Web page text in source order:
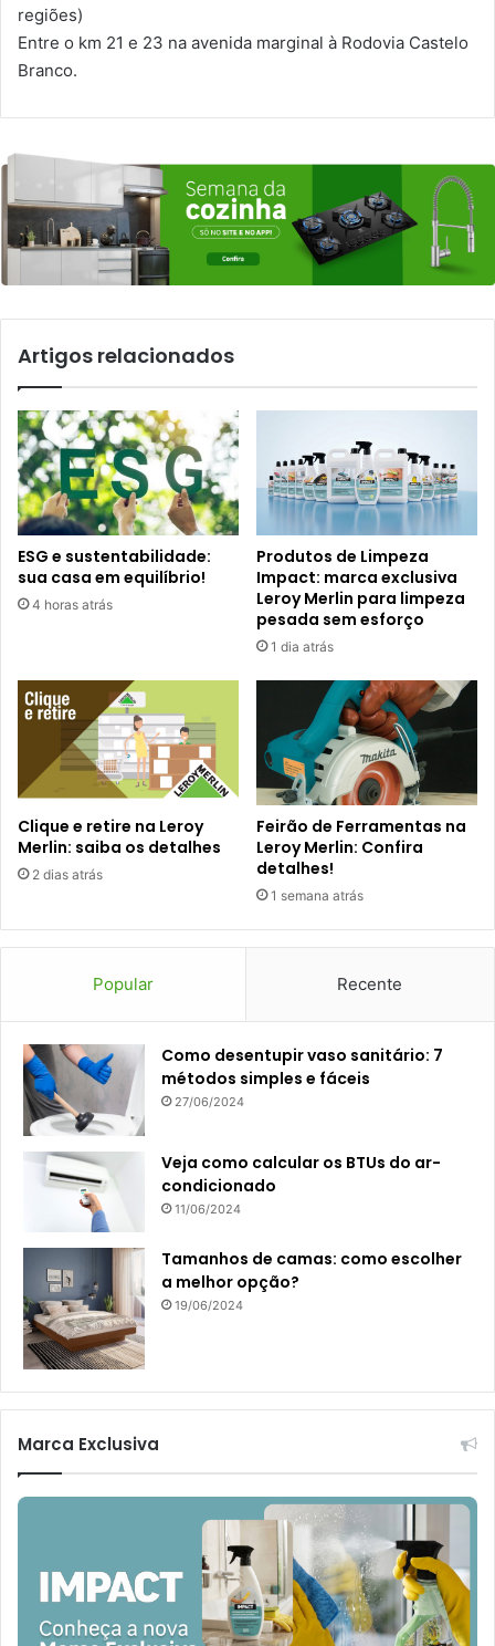
regiões)
Entre o km 21 e 23 na avenida marginal à Rodovia Castelo
Branco.
Artigos relacionados
ESG e sustentabilidade:
sua casa em equilíbrio!
4 horas atrás
Produtos de Limpeza
Impact: marca exclusiva
Leroy Merlin para limpeza
pesada sem esforço
1 dia atrás
Clique e retire na Leroy
Merlin: saiba os detalhes
2 dias atrás
Feirão de Ferramentas na
Leroy Merlin: Confira
detalhes!
1 semana atrás
Popular Recente
Como desentupir vaso sanitário: 7
métodos simples e fáceis
27/06/2024
Veja como calcular os BTUs do ar-
condicionado
11/06/2024
Tamanhos de camas: como escolher
a melhor opção?
19/06/2024
Marca Exclusiva